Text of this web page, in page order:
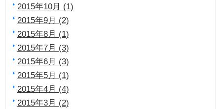
2015年10月 (1)
2015年9月 (2)
2015年8月 (1)
2015年7月 (3)
2015年6月 (3)
2015年5月 (1)
2015年4月 (4)
2015年3月 (2)